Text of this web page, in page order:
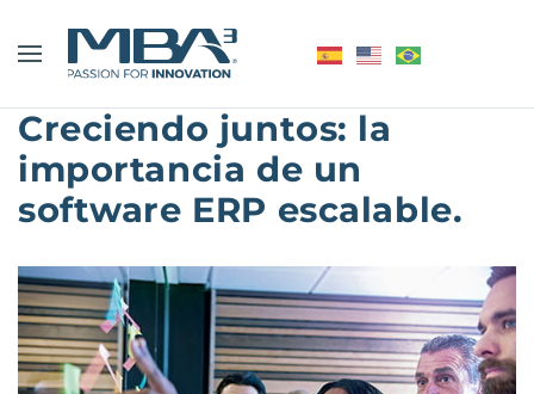
Creciendo juntos: la
importancia de un
software ERP escalable.